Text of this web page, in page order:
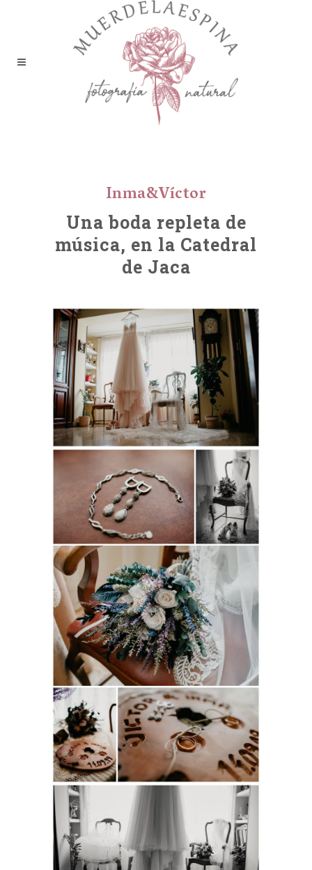
Inma&Víctor
Una boda repleta de
música, en la Catedral
de Jaca